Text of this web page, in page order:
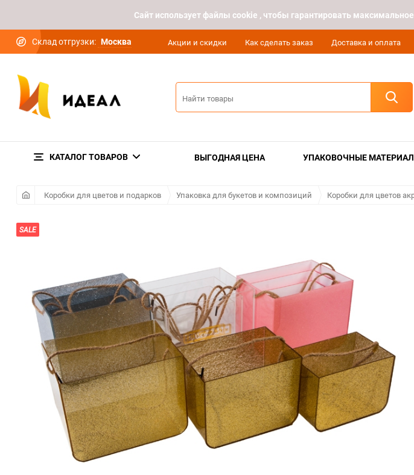
Cайт использует файлы cookie , чтобы гарантировать
Склад отгрузки: Москва Акции и скидки Как сделать заказ Доставка и оплата
КАТАЛОГ ТОВАРОВ ВЫГОДНАЯ ЦЕНА УПАКОВОЧНЫЕ
Коробки для цветов и подарков Упаковка для букетов и композиций Коробки для цветов
SALE